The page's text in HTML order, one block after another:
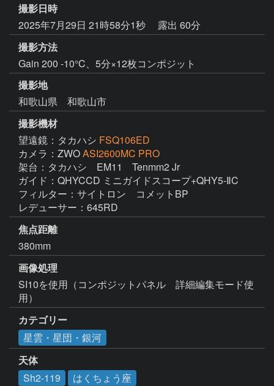
撮影日時
2025年7月29日 21時58分1秒
露出 60分
撮影方法
Gain 200 -10°C、5分×12枚コンポジット
撮影地
和歌山県 和歌山市
撮影機材
望遠鏡：タカハシ FSQ106ED
カメラ：ZWOASI2600MC PRO
架台：タカハシ　EM11　Tenmm2 Jr
ガイド：QHYCCD ミニガイドスコープ+QHY5-ⅡC
フィルター：サイトロン　コメットBP
焦点距離
380mm
画像処理
SI10を使用（コンポジットパネル　詳細編集モード使
用）
カテゴリー
星雲・星団・銀河
天体
Sh2-119
はくちょう座